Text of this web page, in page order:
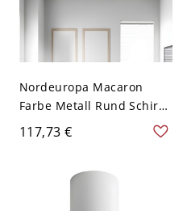
Nordeuropa Macaron
Farbe Metall Rund Schirm
Deckenlampe Geweih
Dekor LED 1-Licht
110V-120V 30,48 cm
117,73 €